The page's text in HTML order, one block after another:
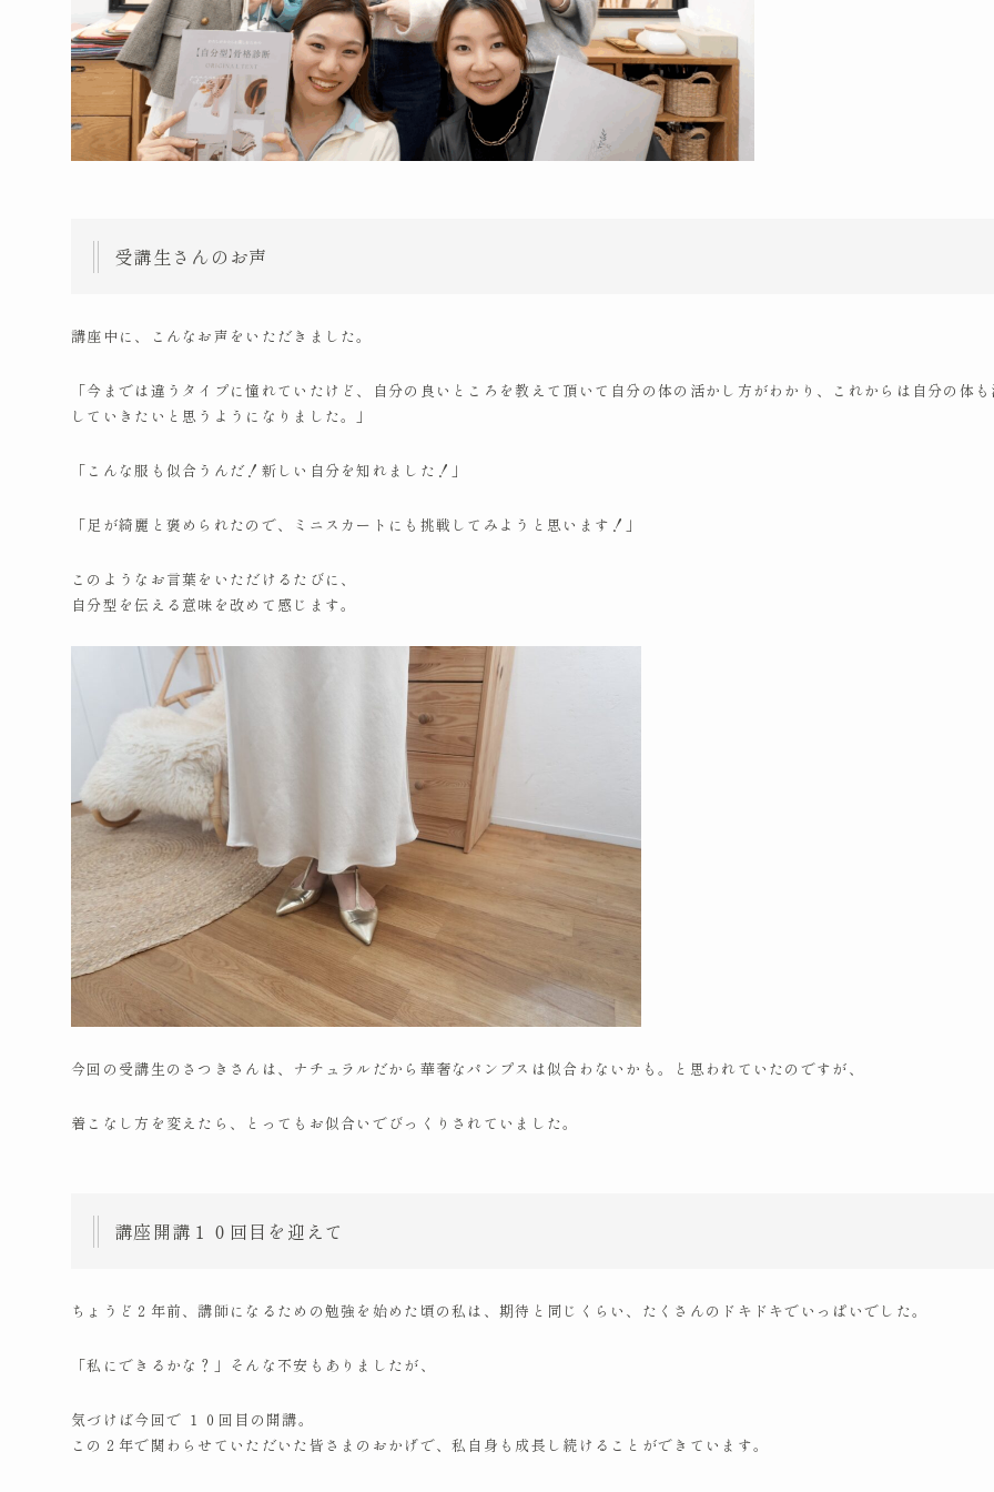
受講生さんのお声
講座中に、こんなお声をいただきました。
「今までは違うタイプに憧れていたけど、自分の良いところを教えて頂いて自分の体の活かし方がわかり、これからは自分の体
していきたいと思うようになりました。」
「こんな服も似合うんだ！新しい自分を知れました！」
「足が綺麗と褒められたので、ミニスカートにも挑戦してみようと思います！」
このようなお言葉をいただけるたびに、
自分型を伝える意味を改めて感じます。
今回の受講生のさつきさんは、ナチュラルだから華奢なパンプスは似合わないかも。と思われていたのですが、
着こなし方を変えたら、とってもお似合いでびっくりされていました。
講座開講１０回目を迎えて
ちょうど２年前、講師になるための勉強を始めた頃の私は、期待と同じくらい、たくさんのドキドキでいっぱいでした。
「私にできるかな？」そんな不安もありましたが、
気づけば今回で １０回目の開講。
この２年で関わらせていただいた皆さまのおかげで、私自身も成長し続けることができています。